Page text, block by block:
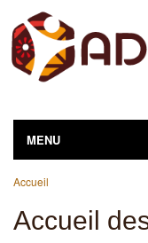
MENU
L'ASSOCIATION
NOS ACTIVITÉS
Vous êtes ici
Accueil
Accueil